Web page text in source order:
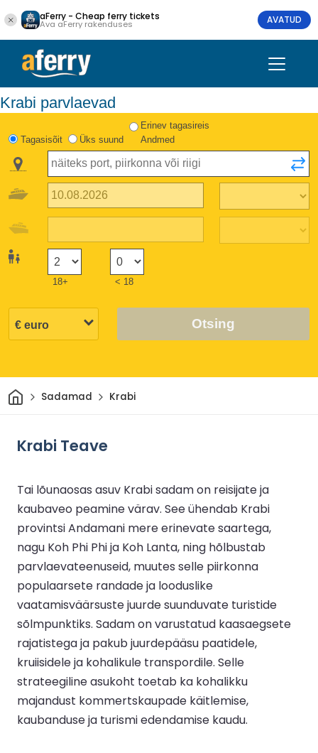
aFerry - Cheap ferry tickets
Ava aFerry rakenduses AVATUD
Krabi parvlaevad
Tagasisõit Üks suund
Erinev tagasireis
Andmed
18+ < 18
Otsing
Avaleht
Sadamad Krabi
Krabi Teave
Tai lõunaosas asuv Krabi sadam on reisijate ja
kaubaveo peamine värav. See ühendab Krabi
provintsi Andamani mere erinevate saartega,
nagu Koh Phi Phi ja Koh Lanta, ning hõlbustab
parvlaevateenuseid, muutes selle piirkonna
populaarsete randade ja looduslike
vaatamisväärsuste juurde suunduvate turistide
sõlmpunktiks. Sadam on varustatud kaasaegsete
rajatistega ja pakub juurdepääsu paatidele,
kruiisidele ja kohalikule transpordile. Selle
strateegiline asukoht toetab ka kohalikku
majandust kommertskaupade käitlemise,
kaubanduse ja turismi edendamise kaudu.